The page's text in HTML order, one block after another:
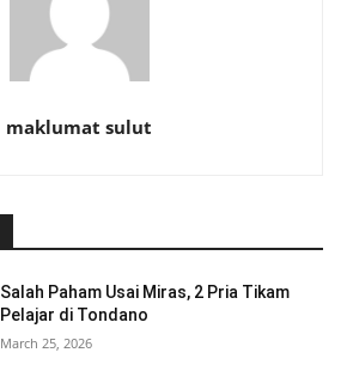
maklumat sulut
Salah Paham Usai Miras, 2 Pria Tikam
Pelajar di Tondano
March 25, 2026